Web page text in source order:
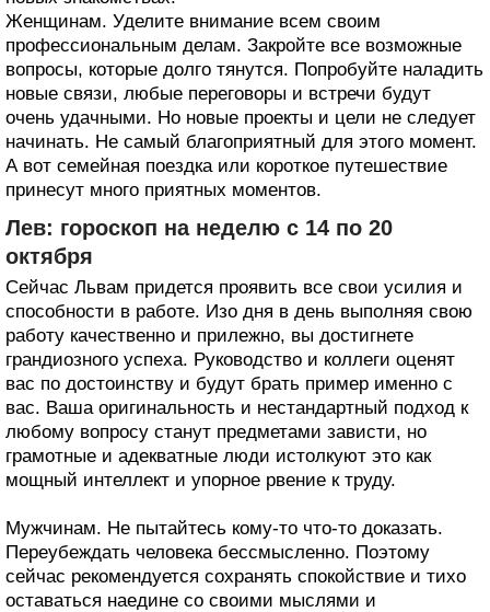
Женщинам. Уделите внимание всем своим
профессиональным делам. Закройте все возможные
вопросы, которые долго тянутся. Попробуйте наладить
новые связи, любые переговоры и встречи будут
очень удачными. Но новые проекты и цели не следует
начинать. Не самый благоприятный для этого момент.
А вот семейная поездка или короткое путешествие
принесут много приятных моментов.
Лев: гороскоп на неделю с 14 по 20
октября
Сейчас Львам придется проявить все свои усилия и
способности в работе. Изо дня в день выполняя свою
работу качественно и прилежно, вы достигнете
грандиозного успеха. Руководство и коллеги оценят
вас по достоинству и будут брать пример именно с
вас. Ваша оригинальность и нестандартный подход к
любому вопросу станут предметами зависти, но
грамотные и адекватные люди истолкуют это как
мощный интеллект и упорное рвение к труду.
Мужчинам. Не пытайтесь кому-то что-то доказать.
Переубеждать человека бессмысленно. Поэтому
сейчас рекомендуется сохранять спокойствие и тихо
оставаться наедине со своими мыслями и